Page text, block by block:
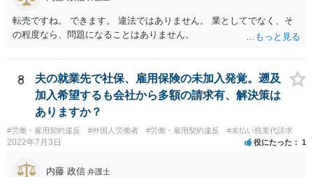
転売ですね。 できます。 違法ではありません。 業としてでなく、そ
の程度なら、問題になることはありません。
8
夫の就業先で社保、雇用保険の未加入発覚。遡及
加入希望するも会社から多額の請求有、解決策は
ありますか？
#労働・雇用契約違反 #外国人労働者 #労働・雇用契約違反 #未払い残業代請求
2022年7月3日 役にたった 1
内藤 政信 弁護士